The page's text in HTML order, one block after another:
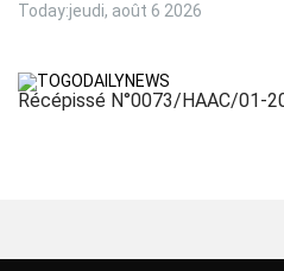
Today:jeudi, août 6 2026
T
I
Récépissé N°0073/HAAC/01-